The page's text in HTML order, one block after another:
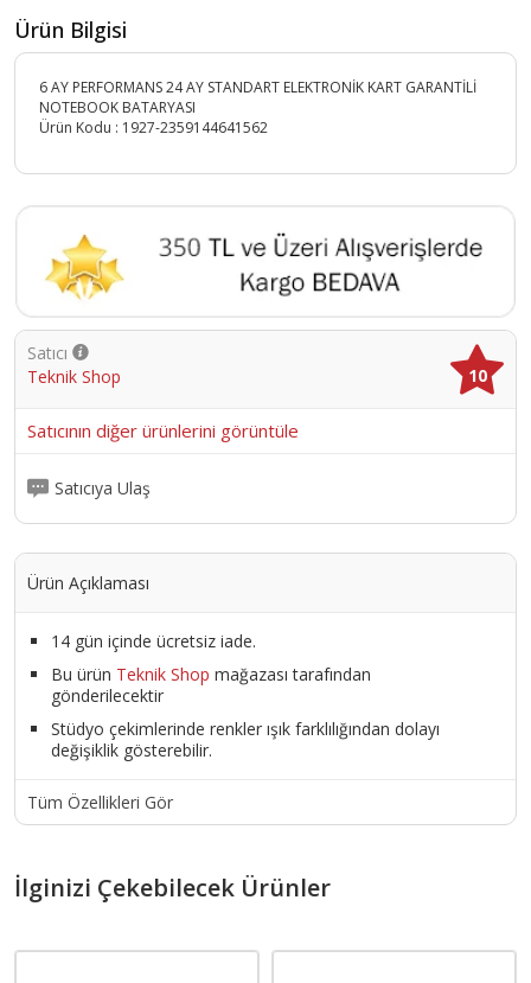
Ürün Bilgisi
6 AY PERFORMANS 24 AY STANDART ELEKTRONİK KART GARANTİLİ
NOTEBOOK BATARYASI
Ürün Kodu : 1927-2359144641562
Satıcı
Teknik Shop
10
Satıcının diğer ürünlerini görüntüle
Satıcıya Ulaş
Ürün Açıklaması
14 gün içinde ücretsiz iade.
Bu ürün Teknik Shop mağazası tarafından
gönderilecektir
Stüdyo çekimlerinde renkler ışık farklılığından dolayı
değişiklik gösterebilir.
Tüm Özellikleri Gör
İlginizi Çekebilecek Ürünler